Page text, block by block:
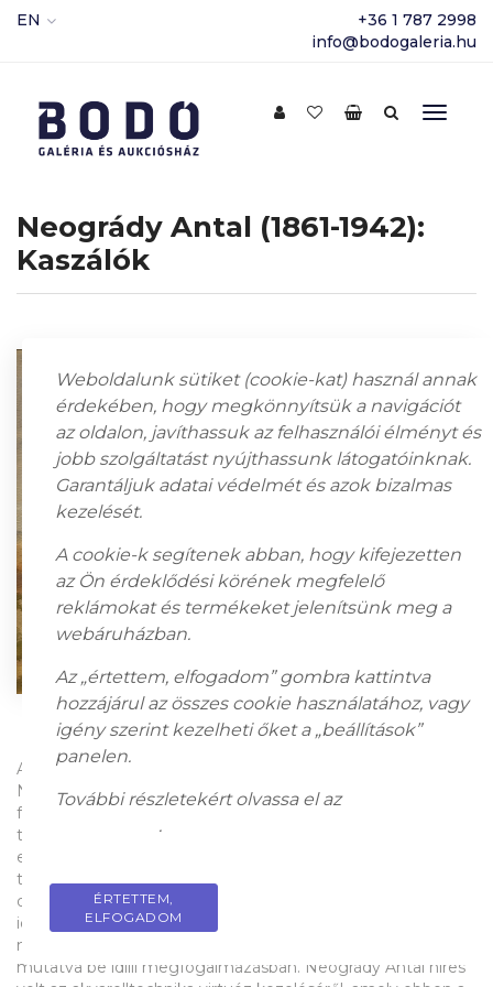
EN
+36 1 787 2998
info@bodogaleria.hu
Neogrády Antal (1861-1942):
Kaszálók
Akvarell, papír 29 × 39 cm
Neogrády Antal Kaszálók című akvarellje a 19–20. század
fordulójának lírai hangvételű magyar tájábrázolásai közé
tartozik. Friss, áttetsző színvilággal és könnyed
ecsetkezeléssel idézi meg a nyári mezők világát, ahol a
tájban elhelyezkedő kaszáló alakok csendes harmóniában
dolgoznak. A festmény egyszerre dokumentálja és költőien
idealizálja a paraszti munka pillanatát.
nyugalmat áraszt, a természet és az ember együttélését
mutatva be idilli megfogalmazásban. Neogrády Antal híres
Weboldalunk sütiket (cookie-kat) használ annak
érdekében, hogy megkönnyítsük a navigációt
az oldalon, javíthassuk az felhasználói élményt és
jobb szolgáltatást nyújthassunk látogatóinknak.
Garantáljuk adatai védelmét és azok bizalmas
kezelését.
A cookie-k segítenek abban, hogy kifejezetten
az Ön érdeklődési körének megfelelő
reklámokat és termékeket jelenítsünk meg a
webáruházban.
Az „értettem, elfogadom” gombra kattintva
hozzájárul az összes cookie használatához, vagy
igény szerint kezelheti őket a „beállítások”
panelen.
További részletekért olvassa el az
.
ÉRTETTEM,
ELFOGADOM